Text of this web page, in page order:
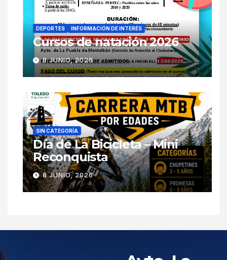
DEPORTES INFORMACIÓN DE INTERÉS
Cursos de natación 2026
8 JUNIO, 2026
SIN CATEGORÍA
Día de La Bicicleta – Mini
Reconquista
8 JUNIO, 2026